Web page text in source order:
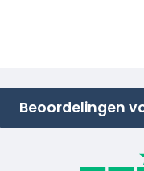
Beoordelingen